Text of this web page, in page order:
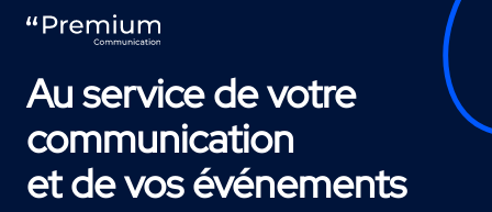
Au service de votre
communication
et de vos événements